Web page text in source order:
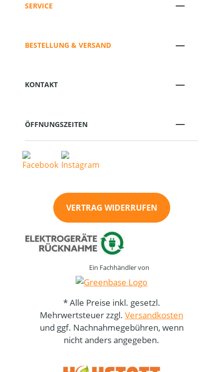
SERVICE
BESTELLUNG & VERSAND
KONTAKT
ÖFFNUNGSZEITEN
VERTRAG WIDERRUFEN
Ein Fachhändler von
* Alle Preise inkl. gesetzl.
Mehrwertsteuer zzgl. Versandkosten
und ggf. Nachnahmegebühren, wenn
nicht anders angegeben.